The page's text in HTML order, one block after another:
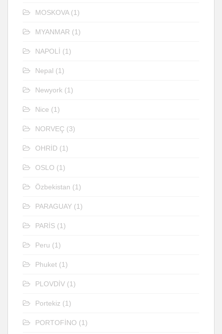
MOSKOVA(1)
MYANMAR (1)
NAPOLİ (1)
Nepal (1)
Newyork (1)
Nice (1)
NORVEÇ (3)
OHRİD (1)
OSLO (1)
Özbekistan (1)
PARAGUAY (1)
PARİS (1)
Peru (1)
Phuket (1)
PLOVDİV (1)
Portekiz (1)
PORTOFİNO (1)